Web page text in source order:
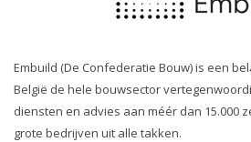
Embuild (De Confederatie Bouw) is een
België de hele bouwsector
diensten en advies aan méér dan 15.000
grote bedrijven uit alle takken.